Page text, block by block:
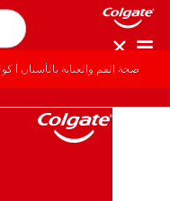
صحة الفم والعناية بالأسنان |